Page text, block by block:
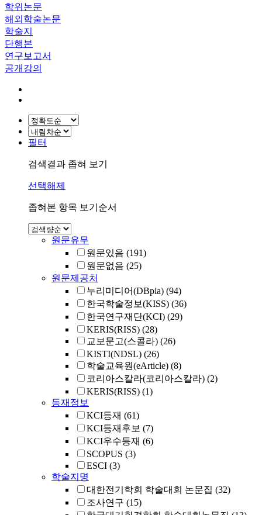
학위논문
해외학술논문
학술지
단행본
연구보고서
공개강의
필터
검색결과 좁혀 보기
선택해제
좁혀본 항목 보기순서
원문유무
원문있음 (191)
원문없음 (25)
원문제공처
누리미디어(DBpia) (94)
한국학술정보(KISS) (36)
한국연구재단(KCI) (29)
KERIS(RISS) (28)
교보문고(스콜라) (26)
KISTI(NDSL) (26)
학술교육원(eArticle) (8)
코리아스칼라(코리아스칼라) (2)
KERIS(RISS) (1)
등재정보
KCI등재 (61)
KCI등재후보 (7)
KCI우수등재 (6)
SCOPUS (3)
ESCI (3)
학술지명
대한전기학회 학술대회 논문집 (32)
조사연구 (15)